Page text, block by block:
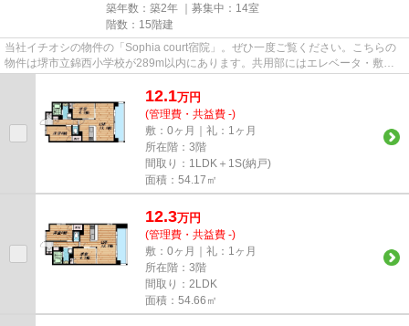
築年数：築2年 ｜募集中： 14室
階数：15階建
当社イチオシの物件の「Sophia court宿院」。ぜひ一度ご覧ください。こちらの
物件は堺市立錦西小学校が289m以内にあります。共用部にはエレベータ・敷地
12.1万円
(管理費・共益費 -)
敷：0ヶ月｜礼：1ヶ月
所在階：3階
間取り：1LDK＋1S(納戸)
面積：54.17㎡
12.3万円
(管理費・共益費 -)
敷：0ヶ月｜礼：1ヶ月
所在階：3階
間取り：2LDK
面積：54.66㎡